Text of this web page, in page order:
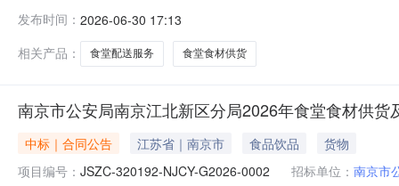
签订日期2026-03-26采购人南京市公安局江北新区分局
发布时间： 2026-06-30 17:13
相关产品：
食堂配送服务 食堂食材供货
南京市公安局南京江北新区分局2026年食堂食材供货
中标｜合同公告 江苏省｜南京市 食品饮品
货物
项目编号： JSZC-320192-NJCY-G2026-0002 招标单位： 南京市